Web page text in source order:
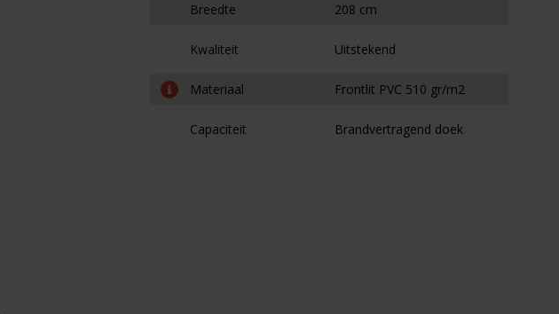
Breedte 208 cm
Kwaliteit Uitstekend
Materiaal Frontlit PVC 510 gr/m2
Capaciteit Brandvertragend doek